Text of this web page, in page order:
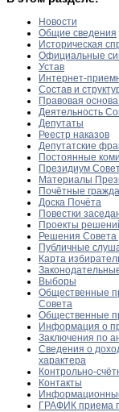
Новости
Общие сведения
Историческая
Официальные
Устав
Интернет-
Состав и
Правовая
Деятельность
Депутаты
Реестр наказов
Депутатские
Постоянные
Президиум
Материалы
Почётные
Доска Почёта
Повестки
Проекты
Решения Совета
Публичные
Карта
Выборы
Общественные
Совета
Общественные
Информация о
Заключения по
Сведения о
характера
Контрольно-
Контакты
ГРАФИК приема